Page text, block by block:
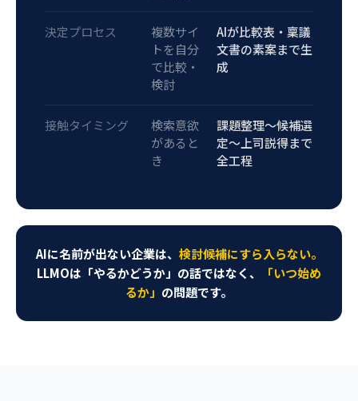
決定プロセス
複数サイ
トを自分
で比較・
検討
AIが比較表・稟議
文書の素案まで生
成
接触タイミング
検索意欲
があると
き
課題整理〜候補選
定〜上司説得まで
全工程
AIに名前が出ない企業は、 検討候補にすら入らない。
LLMOは「やるかどうか」の話ではなく、
「いつ始め
るか」 の問題です。